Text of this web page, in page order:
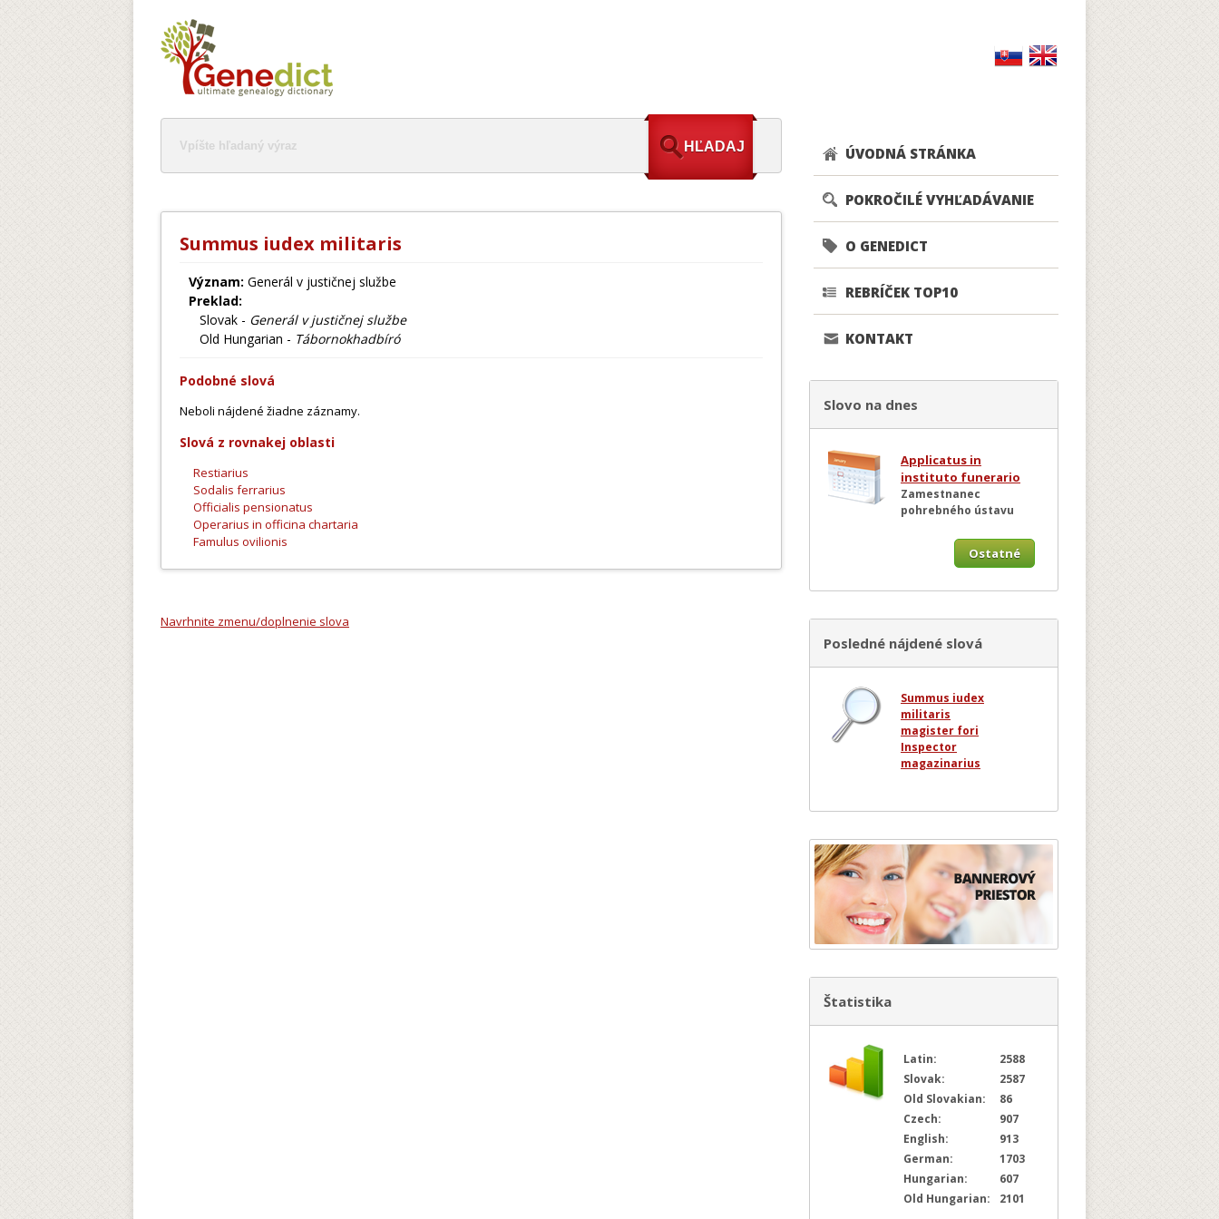
Summus iudex militaris
Význam: Generál v justičnej službe
Preklad:
Slovak - Generál v justičnej službe
Old Hungarian - Tábornokhadbíró
Podobné slová
Neboli nájdené žiadne záznamy.
Slová z rovnakej oblasti
Restiarius
Sodalis ferrarius
Officialis pensionatus
Operarius in officina chartaria
Famulus ovilionis
Navrhnite zmenu/doplnenie slova
ÚVODNÁ STRÁNKA
POKROČILÉ VYHĽADÁVANIE
O GENEDICT
REBRÍČEK TOP10
KONTAKT
Slovo na dnes
Applicatus in
instituto funerario
Zamestnanec
pohrebného ústavu
Ostatné
Posledné nájdené slová
Summus iudex
militaris
magister fori
Inspector
magazinarius
Štatistika
Latin:
2588
Slovak:
2587
Old Slovakian:
86
Czech:
907
English:
913
German:
1703
Hungarian:
607
Old Hungarian:
2101